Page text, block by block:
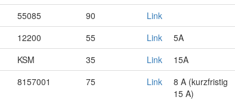
55085 90 Link
12200 55 Link 5A
KSM 35 Link 15A
8157001 75 Link
8 A (kurzfristig
15 A)